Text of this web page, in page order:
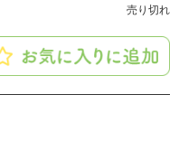
売り切れ